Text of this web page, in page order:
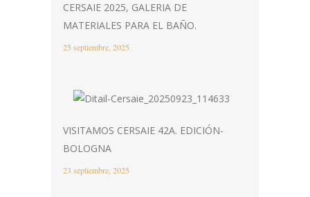
CERSAIE 2025, GALERIA DE
MATERIALES PARA EL BAÑO.
25 septiembre, 2025
VISITAMOS CERSAIE 42A. EDICIÓN-
BOLOGNA
23 septiembre, 2025